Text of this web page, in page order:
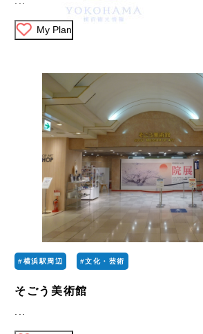
My Plan
#横浜駅周辺 #文化・芸術
そごう美術館
...